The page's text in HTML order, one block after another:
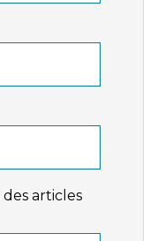
articles